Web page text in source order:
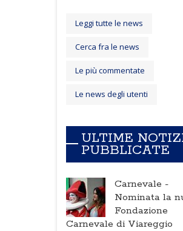
Leggi tutte le news
Cerca fra le news
Le più commentate
Le news degli utenti
ULTIME
PUBBLICATE
Carnevale -
Nominata la
Fondazione
Carnevale di Viareggio